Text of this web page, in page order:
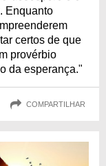
Enquanto
certos de que
provérbio
da esperança."
COMPARTILHAR